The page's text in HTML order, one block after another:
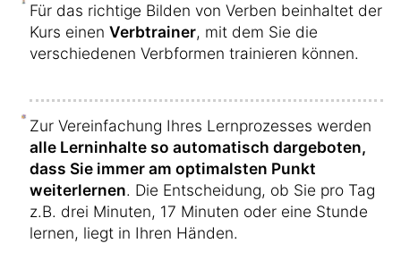
Für das richtige Bilden von Verben beinhaltet der
Kurs einen Verbtrainer, mit dem Sie die
verschiedenen Verbformen trainieren können.
Zur Vereinfachung Ihres Lernprozesses werden
alle Lerninhalte so automatisch dargeboten,
dass Sie immer am optimalsten Punkt
weiterlernen. Die Entscheidung, ob Sie pro Tag
z.B. drei Minuten, 17 Minuten oder eine Stunde
lernen, liegt in Ihren Händen.